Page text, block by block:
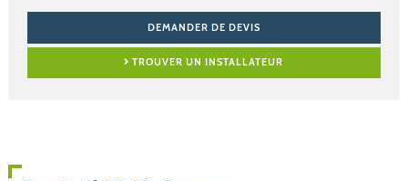
DEMANDER DE DEVIS
TROUVER UN INSTALLATEUR